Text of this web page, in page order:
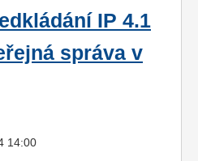
IP 4.1
správa v
14:00